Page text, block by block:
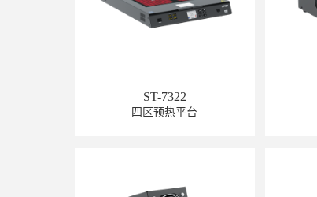
ST-7322
四区预热平台